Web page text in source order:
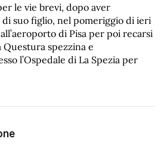
le vie brevi, dopo aver
suo figlio, nel pomeriggio di ieri
di Pisa per poi recarsi
spezzina e
l’Ospedale di La Spezia per